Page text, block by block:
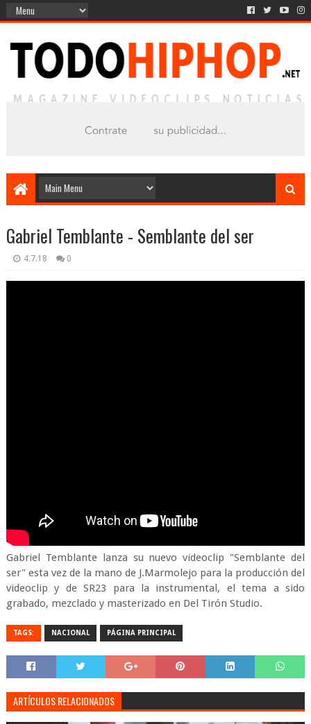
Gabriel Temblante - Semblante del ser
4.7.18 0
Gabriel Temblante lanza su nuevo videoclip "Semblante del
ser" esta vez de la mano de J.Marmolejo para la producción del
videoclip y de SR23 para la instrumental, el tema a sido
grabado, mezclado y masterizado en Del Tirón Studio.
TAGS: NACIONAL PÁGINA PRINCIPAL
ARTÍCULOS RELACIONADOS